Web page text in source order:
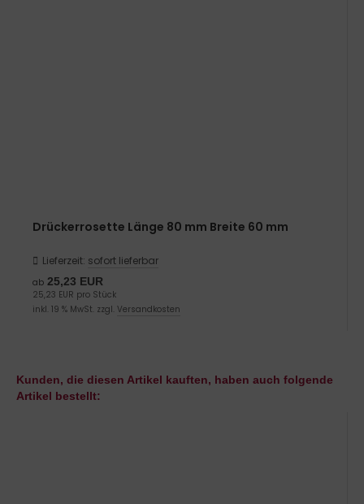
Drückerrosette Länge 80 mm Breite 60 mm
Lieferzeit: sofort lieferbar
ab 25,23 EUR
25,23 EUR pro Stück
inkl. 19 % MwSt. zzgl. Versandkosten
Kunden, die diesen Artikel kauften, haben auch folgende
Artikel bestellt: